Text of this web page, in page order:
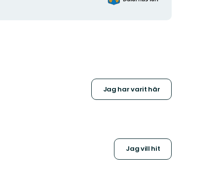
Jag har varit här
Jag vill hit